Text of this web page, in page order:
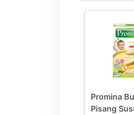
Promina
Pisang